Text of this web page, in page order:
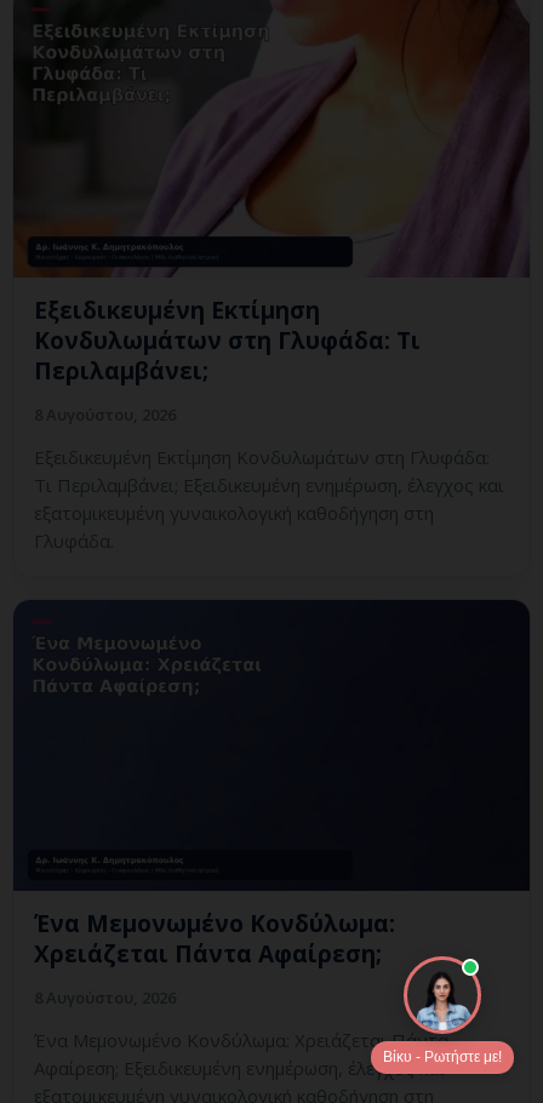
Εξειδικευμένη Εκτίμηση
Κονδυλωμάτων στη Γλυφάδα: Τι
Περιλαμβάνει;
Εξειδικευμένη Εκτίμηση Κονδυλωμάτων στη Γλυφάδα:
Τι Περιλαμβάνει; Εξειδικευμένη ενημέρωση, έλεγχος και
εξατομικευμένη γυναικολογική καθοδήγηση στη
Γλυφάδα.
Ένα Μεμονωμένο Κονδύλωμα:
Χρειάζεται Πάντα Αφαίρεση;
Ένα Μεμονωμένο Κονδύλωμα: Χρειάζεται Πάντα
Αφαίρεση; Εξειδικευμένη ενημέρωση, έλεγχος και
εξατομικευμένη γυναικολογική καθοδήγηση στη
Βίκυ - Ρωτήστε με!